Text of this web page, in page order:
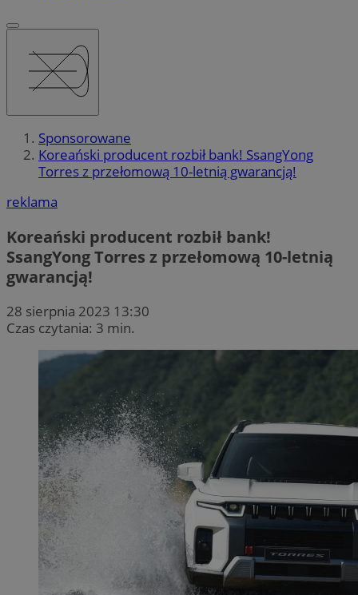
Sponsorowane
Koreański producent rozbił bank! SsangYong
Torres z przełomową 10-letnią gwarancją!
reklama
Koreański producent rozbił bank!
SsangYong Torres z przełomową 10-letnią
gwarancją!
28 sierpnia 2023 13:30
Czas czytania: 3 min.